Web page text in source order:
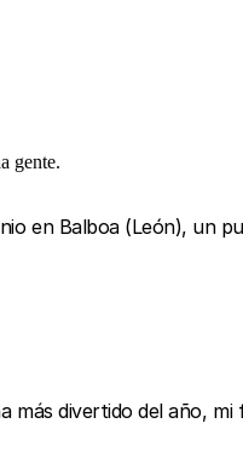
gente.
en Balboa (León), un
divertido del año, mi